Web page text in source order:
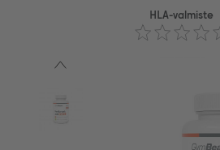
HLA-valmiste